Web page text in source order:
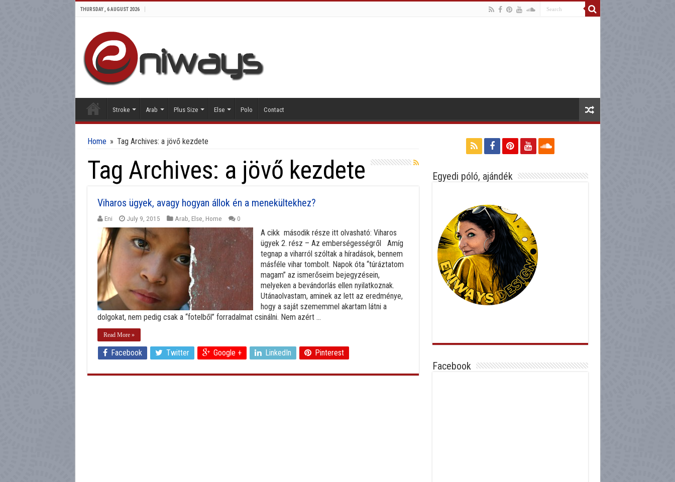
THURSDAY , 6 AUGUST 2026
Stroke Arab Plus Size Else Polo Contact
Home » Tag Archives: a jövő kezdete
Tag Archives: a jövő kezdete
Viharos ügyek, avagy hogyan állok én a menekültekhez?
Eni July 9, 2015 Arab Else Home 0
A cikk második része itt olvasható: Viharos
ügyek 2. rész – Az emberségességről Amíg
tegnap a viharról szóltak a híradások, bennem
másféle vihar tombolt. Napok óta “túráztatom
magam” az ismerőseim bejegyzésein,
melyeken a bevándorlás ellen nyilatkoznak.
Utánaolvastam, aminek az lett az eredménye,
hogy a saját szememmel akartam látni a
dolgokat, nem pedig csak a “fotelből” forradalmat csinálni. Nem azért ...
Read More »
Facebook Twitter Google + LinkedIn Pinterest
Egyedi póló, ajándék
Facebook